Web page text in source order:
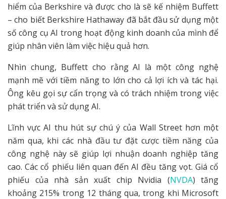
hiểm của Berkshire và được cho là sẽ kế nhiệm Buffett
– cho biết Berkshire Hathaway đã bắt đầu sử dụng một
số công cụ AI trong hoạt động kinh doanh của mình để
giúp nhân viên làm việc hiệu quả hơn.
Nhìn chung, Buffett cho rằng AI là một công nghệ
mạnh mẽ với tiềm năng to lớn cho cả lợi ích và tác hại.
Ông kêu gọi sự cẩn trọng và có trách nhiệm trong việc
phát triển và sử dụng AI.
Lĩnh vực AI thu hút sự chú ý của Wall Street hơn một
năm qua, khi các nhà đầu tư đặt cược tiềm năng của
công nghệ này sẽ giúp lợi nhuận doanh nghiệp tăng
cao. Các cổ phiếu liên quan đến AI đều tăng vọt. Giá cổ
phiếu của nhà sản xuất chip Nvidia (NVDA) tăng
khoảng 215% trong 12 tháng qua, trong khi Microsoft